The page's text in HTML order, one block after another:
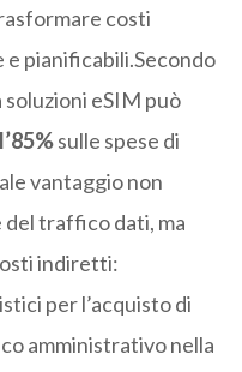
costi
e pianificabili.Secondo
soluzioni eSIM può
sulle spese di
vantaggio non
del traffico dati, ma
indiretti:
per l’acquisto di
amministrativo nella